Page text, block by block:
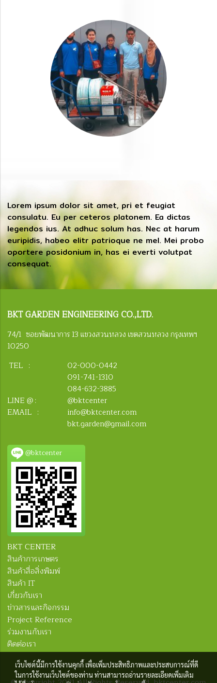
Lorem ipsum dolor sit amet, pri et feugiat
consulatu. Eu per ceteros platonem. Ea dictas
legendos ius. At adhuc solum has. Nec at harum
euripidis, habeo elitr patrioque ne mel. Mei probo
oportere posidonium in, has ei everti volutpat
consequat.
BKTGARDEN ENGINEERING CO.,LTD.
74/1 ซอยพัฒนาการ 13 แขวงสวนหลวง เขตสวนหลวง กรุงเทพฯ
10250
TEL :
02-000-0442
091-741-1310
084-632-3885
LINE @ :
@bktcenter
EMAIL :
info@bktcenter.com
bkt.garden@gmail.com
@bktcenter
BKT CENTER
สินค้าการเกษตร
สินค้าสื่อสิ่งพิมพ์
สินค้า IT
เกี่ยวกับเรา
ข่าวสารและกิจกรรม
Project Reference
ร่วมงานกับเรา
ติดต่อเรา
เว็บไซต์นี้มีการใช้งานคุกกี้ เพื่อเพิ่มประสิทธิภาพและประสบการณ์ที่ดี
ในการใช้งานเว็บไซต์ของท่าน ท่านสามารถอ่านรายละเอียดเพิ่มเติม